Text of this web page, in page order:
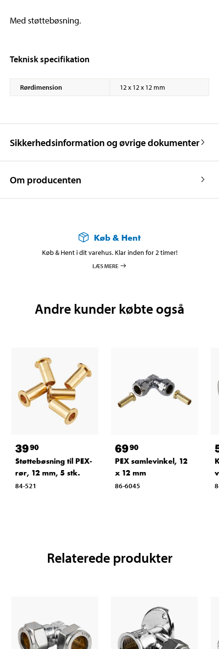
Med støttebøsning.
Teknisk specifikation
Rørdimension 12 x 12 x 12 mm
Sikkerhedsinformation og øvrige dokumenter
Om producenten
Køb & Hent
Køb & Hent i dit varehus. Klar inden for 2 timer!
LÆS MERE
Andre kunder købte også
3990
Støttebøsning til PEX-
rør, 12 mm, 5 stk.
84-521
6990
PEX samlevinkel, 12
x 12 mm
86-6045
Relaterede produkter